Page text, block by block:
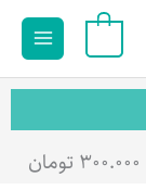
Main